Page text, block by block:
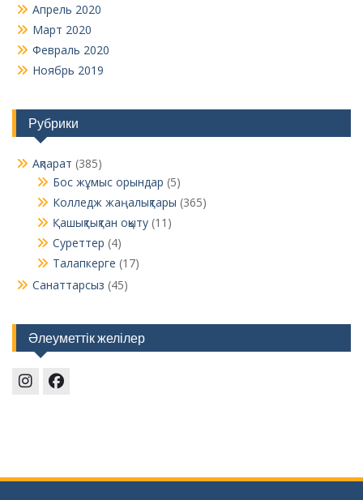
Апрель 2020
Март 2020
Февраль 2020
Ноябрь 2019
Рубрики
Ақпарат (385)
Бос жұмыс орындар (5)
Колледж жаңалықтары (365)
Қашықтықтан оқыту (11)
Суреттер (4)
Талапкерге (17)
Санаттарсыз (45)
Әлеуметтік желілер